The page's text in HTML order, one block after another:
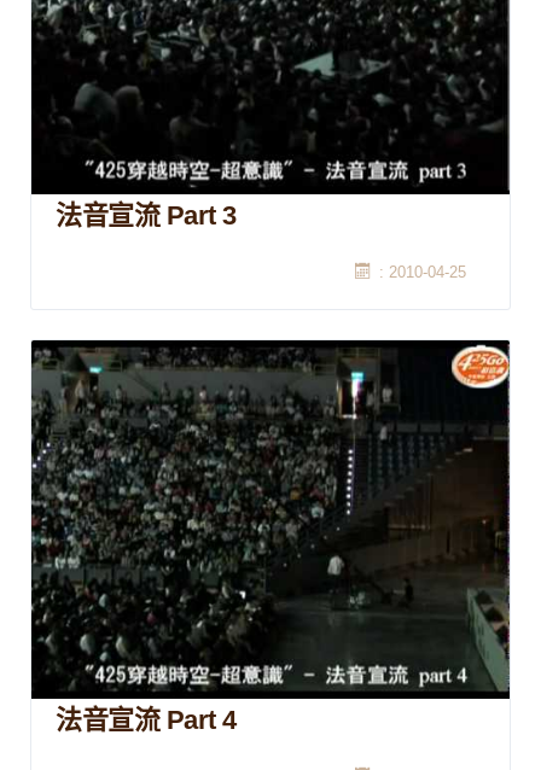
法音宣流 Part 3
: 2010-04-25
法音宣流 Part 4